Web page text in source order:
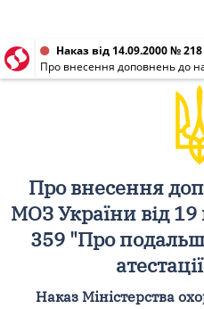
Наказ від 14.09.2000 № 218